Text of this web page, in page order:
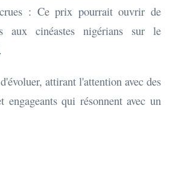
: Ce prix pourrait ouvrir de
aux cinéastes nigérians sur le
attirant l'attention avec des
engageants qui résonnent avec un